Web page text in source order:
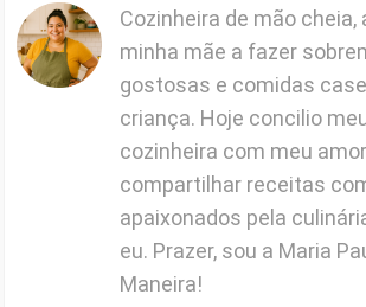
Cozinheira de mão cheia,
minha mãe a fazer
gostosas e comidas
criança. Hoje concilio
cozinheira com meu
compartilhar receitas
apaixonados pela
eu. Prazer, sou a Maria
Maneira!